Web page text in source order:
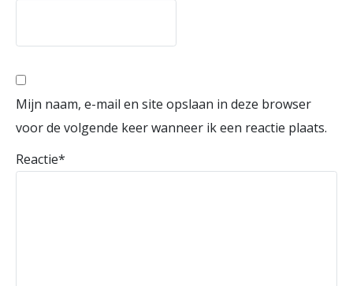
Mijn naam, e-mail en site opslaan in deze browser
voor de volgende keer wanneer ik een reactie plaats.
Reactie*